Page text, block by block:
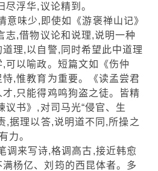
浮华,议论精到。
味少,即使如《游褒禅山记》
志,借物议论和说理,说明一种
理,以自警,同时希望此中道理
可以喻政。短篇文如《伤仲
,惟教育为重要。《读孟尝君
,只能得鸡鸣狗盗之徒。皆精
议书》,对司马光“侵官、生
,据理以答,说明道不同,所操之
力。
来写诗,格调高古,接近韩愈
杨亿、刘筠的西昆体者。多